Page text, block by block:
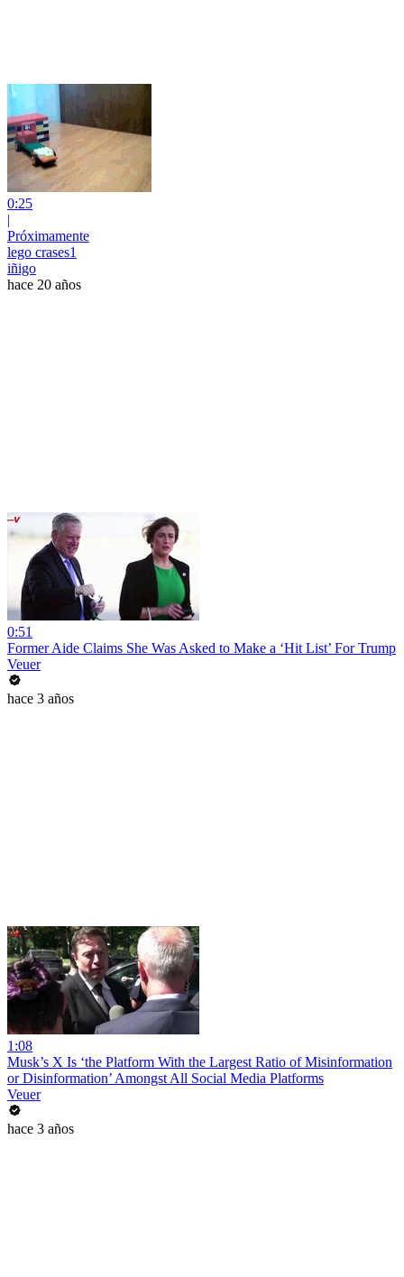
0:25
|
Próximamente
lego crases1
iñigo
hace 20 años
0:51
Former Aide Claims She Was Asked to Make a ‘Hit List’ For Trump
Veuer
hace 3 años
1:08
Musk’s X Is ‘the Platform With the Largest Ratio of Misinformation
or Disinformation’ Amongst All Social Media Platforms
Veuer
hace 3 años